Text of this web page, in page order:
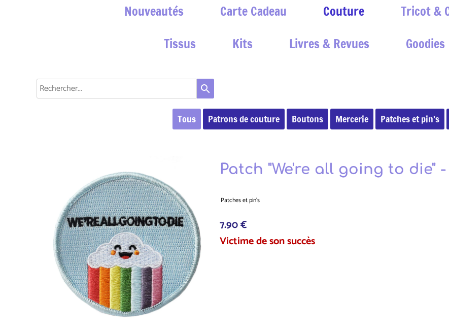
Nouveautés Carte Cadeau Couture Tricot &
Tissus
Kits Livres & Revues Goodies
search
Tous Patrons de couture Boutons Mercerie Patches et pin's
Patch "We're all going to die"
Patches et pin's
7.90 €
Victime de son succès